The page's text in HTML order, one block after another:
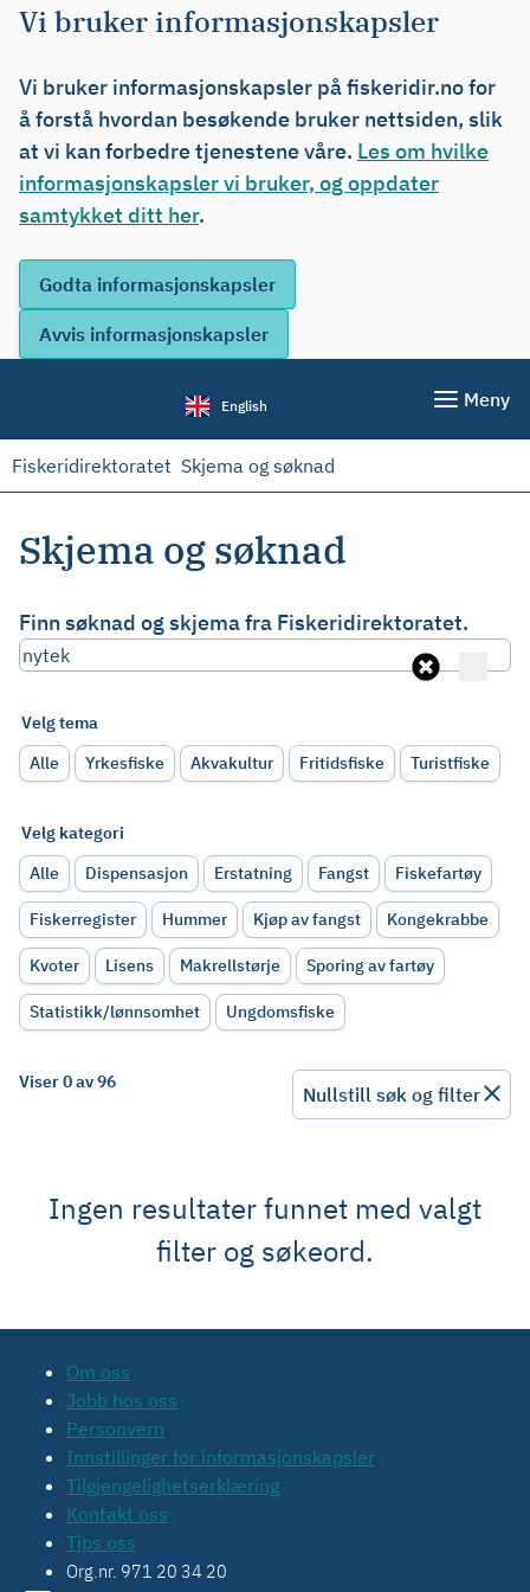
Vi bruker informasjonskapsler
Vi bruker informasjonskapsler på fiskeridir.no for
å forstå hvordan besøkende bruker nettsiden, slik
at vi kan forbedre tjenestene våre. Les om hvilke
informasjonskapsler vi bruker, og oppdater
samtykket ditt her.
English Meny
Fiskeridirektoratet Skjema og søknad
Skjema og søknad
Finn søknad og skjema fra Fiskeridirektoratet.
Velg tema
Alle
Yrkesfiske Akvakultur Fritidsfiske Turistfiske
Velg kategori
Alle
Dispensasjon Erstatning Fangst Fiskefartøy
Fiskerregister Hummer Kjøp av fangst Kongekrabbe
Kvoter Lisens Makrellstørje Sporing av fartøy
Statistikk/lønnsomhet Ungdomsfiske
Viser 0 av 96
Nullstill søk og filter
Ingen resultater funnet med valgt
filter og søkeord.
Om oss
Jobb hos oss
Personvern
Innstillinger for informasjonskapsler
Tilgjengelighetserklæring
Kontakt oss
Tips oss
Org.nr. 971 20 34 20